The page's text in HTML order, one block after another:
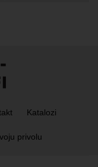
Katalozi
privolu